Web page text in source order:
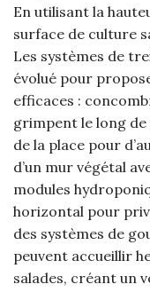
En utilisant la
surface de culture
Les systèmes de
évolué pour
efficaces :
grimpent le long
de la place pour
d’un mur végétal
modules
horizontal pour
des systèmes de
peuvent accueillir
salades, créant un